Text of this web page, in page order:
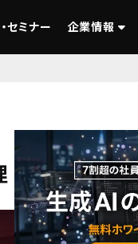
セミナー 企業情報